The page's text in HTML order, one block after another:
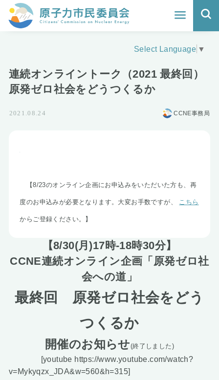
ホーム
地震と原発の安全性
原子力市民委員会について
活動報告
Select Language ▼
連続オンライントーク（2021 最終回）
原発ゼロ社会をどうつくるか
2021.08.24 CCNE事務局
【8/23のオンライン企画にお申込みをいただいた方も、再
度のお申込みが必要となります。大変お手数ですが、 こちら
からご登録ください。】
【8/30(月)17時-18時30分】
CCNE連続オンライン企画「原発ゼロ社
会への道」
最終回 原発ゼロ社会をどう
つくるか
開催のお知らせ(終了しました)
[youtube https://www.youtube.com/watch?
v=Mykyqzx_JDA&w=560&h=315]